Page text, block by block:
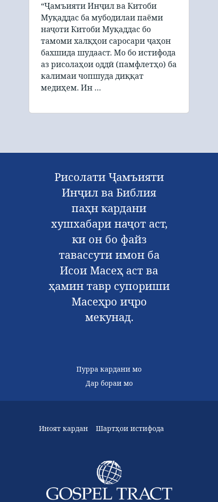
“Ҷамъияти Инҷил ва Китоби
Муқаддас ба мубодилаи паёми
наҷоти Китоби Муқаддас бо
тамоми халқҳои саросари ҷаҳон
бахшида шудааст. Мо бо истифода
аз рисолаҳои оддӣ (памфлетҳо) ба
калимаи чопшуда диққат
медиҳем. Ин …
Рисолати Ҷамъияти
Инҷил ва Библия
паҳн кардани
хушхабари наҷот аст,
ки он бо файз
тавассути имон ба
Исои Масеҳ аст ва
ҳамин тавр супориши
Масеҳро иҷро
мекунад.
Пурра кардани мо
Дар бораи мо
Иноят кардан Шартҳои истифода